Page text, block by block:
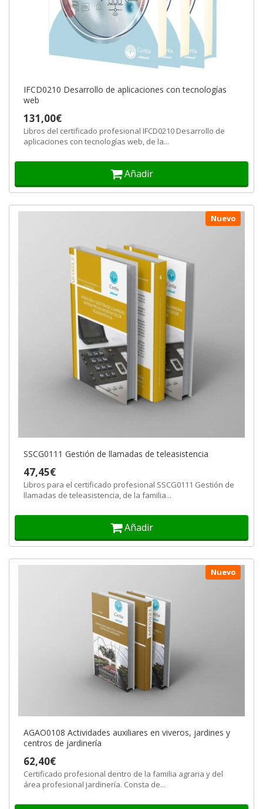
IFCD0210 Desarrollo de aplicaciones con tecnologías
web
131,00€
Libros del certificado profesional IFCD0210 Desarrollo de
aplicaciones con tecnologías web, de la...
Añadir
SSCG0111 Gestión de llamadas de teleasistencia
Nuevo
47,45€
Libros para el certificado profesional SSCG0111 Gestión de
llamadas de teleasistencia, de la familia...
Añadir
AGAO0108 Actividades auxiliares en viveros, jardines y
centros de jardinería
Nuevo
62,40€
Certificado profesional dentro de la familia agraria y del
área profesional jardinería. Consta de...